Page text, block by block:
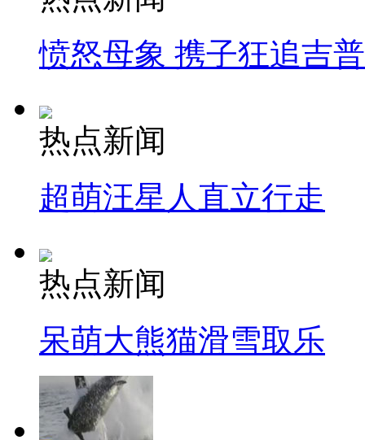
愤怒母象 携子狂追吉
热点新闻
超萌汪星人直立行走
热点新闻
呆萌大熊猫滑雪取乐